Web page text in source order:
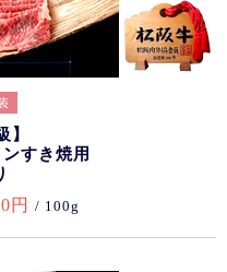
】
すき焼用
円 / 100g